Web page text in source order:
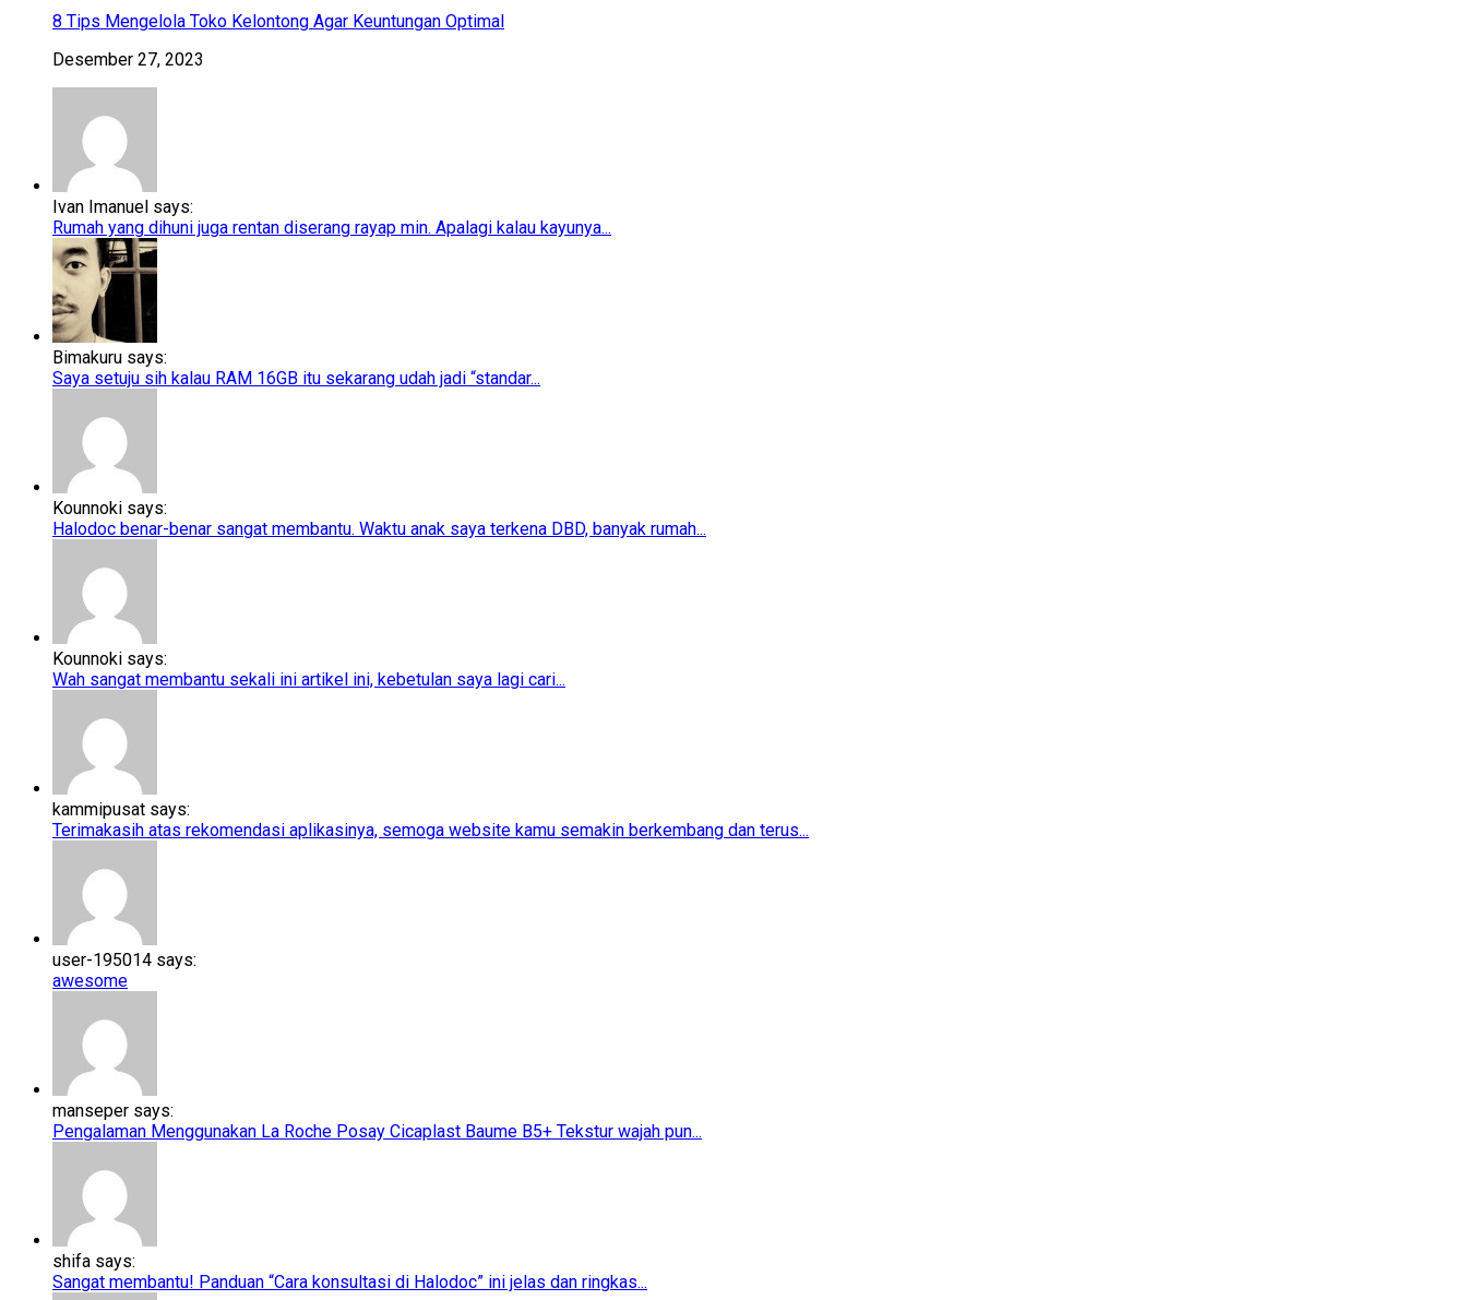
8 Tips Mengelola Toko Kelontong Agar Keuntungan Optimal
Desember 27, 2023
Ivan Imanuel says:
Rumah yang dihuni juga rentan diserang rayap min. Apalagi kalau kayunya...
Bimakuru says:
Saya setuju sih kalau RAM 16GB itu sekarang udah jadi “standar...
Kounnoki says:
Halodoc benar-benar sangat membantu. Waktu anak saya terkena DBD, banyak rumah...
Kounnoki says:
Wah sangat membantu sekali ini artikel ini, kebetulan saya lagi cari...
kammipusat says:
Terimakasih atas rekomendasi aplikasinya, semoga website kamu semakin berkembang dan terus...
user-195014 says:
awesome
manseper says:
Pengalaman Menggunakan La Roche Posay Cicaplast Baume B5+​​ Tekstur wajah pun...
shifa says:
Sangat membantu! Panduan “Cara konsultasi di Halodoc” ini jelas dan ringkas...